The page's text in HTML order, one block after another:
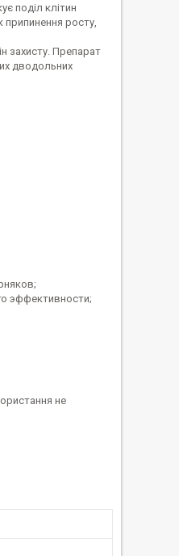
поділ клітин
припинення росту,
захисту. Препарат
дводольних
эффективности;
не